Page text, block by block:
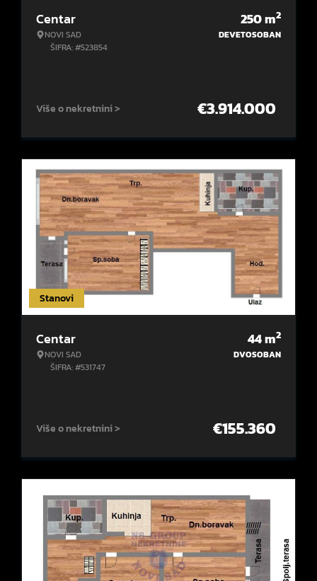
Centar
NOVI SAD
ŠIFRA: #523854
250m2
DEVETOSOBAN
Više o nekretnini > €3.914.000
Stanovi
Centar
NOVI SAD
ŠIFRA: #531747
44m2
DVOSOBAN
Više o nekretnini > €155.360